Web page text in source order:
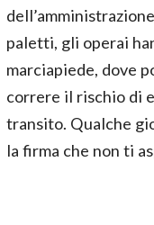
paletti, gli operai
marciapiede, dove
correre il rischio di
transito. Qualche
la firma che non ti